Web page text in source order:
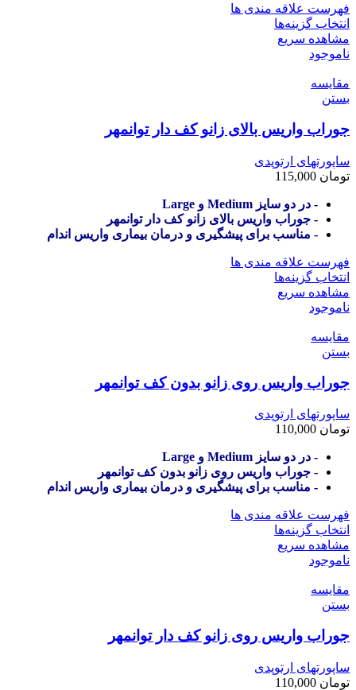
فهرست علاقه مندی ها
انتخاب گزینه‌ها
مشاهده سریع
ناموجود
مقایسه
بستن
جوراب واریس بالای زانو کف دار توانمهر
ساپورتهای ارتوپدی
تومان
- در دو سایز Medium و Large
- جوراب واریس بالای زانو کف دار توانمهر
- مناسب برای پیشگیری و درمان بیماری واریس اندام
فهرست علاقه مندی ها
انتخاب گزینه‌ها
مشاهده سریع
ناموجود
مقایسه
بستن
جوراب واریس روی زانو بدون کف توانمهر
ساپورتهای ارتوپدی
تومان
- در دو سایز Medium و Large
- جوراب واریس روی زانو بدون کف توانمهر
- مناسب برای پیشگیری و درمان بیماری واریس اندام
فهرست علاقه مندی ها
انتخاب گزینه‌ها
مشاهده سریع
ناموجود
مقایسه
بستن
جوراب واریس روی زانو کف دار توانمهر
ساپورتهای ارتوپدی
تومان